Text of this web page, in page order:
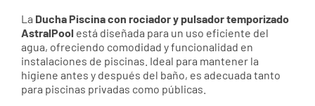
La Ducha Piscina con rociador y pulsador temporizado
AstralPool está diseñada para un uso eficiente del
agua, ofreciendo comodidad y funcionalidad en
instalaciones de piscinas. Ideal para mantener la
higiene antes y después del baño, es adecuada tanto
para piscinas privadas como públicas.